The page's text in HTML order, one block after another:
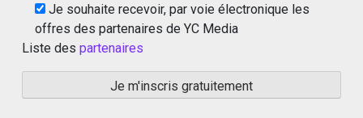
Je souhaite recevoir, par voie électronique les
offres des partenaires de YC Media
Liste des partenaires